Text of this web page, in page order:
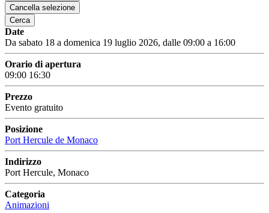
Cancella selezione
Cerca
Date
Da sabato 18 a domenica 19 luglio 2026, dalle 09:00 a 16:00
Orario di apertura
09:00 16:30
Prezzo
Evento gratuito
Posizione
Port Hercule de Monaco
Indirizzo
Port Hercule, Monaco
Categoria
Animazioni